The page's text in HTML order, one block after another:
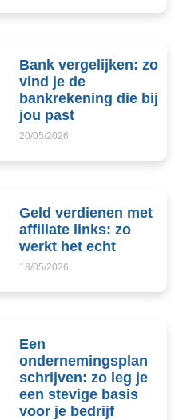
Bank vergelijken: zo
vind je de
bankrekening die bij
jou past
20/05/2026
Geld verdienen met
affiliate links: zo
werkt het echt
18/05/2026
Een
ondernemingsplan
schrijven: zo leg je
een stevige basis
voor je bedrijf